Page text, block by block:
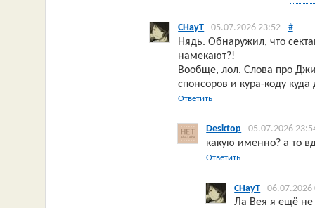
CHayT 05.07.2026 23:52 #
Нядь. Обнаружил, что
намекают?!
Вообще, лол. Слова про
спонсоров и кура-коду
Ответить
Desktop 05.07.2026
какую именно? а то
Ответить
CHayT 06.07.2026
Ла Вея я ещё не